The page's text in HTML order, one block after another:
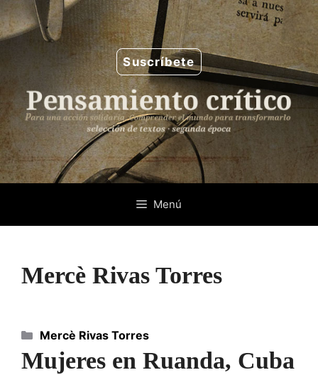
Saltar
al
contenido
Suscríbete
Menú
Mercè Rivas Torres
Mujeres en Ruanda, Cuba
Categorías
Mercè Rivas Torres